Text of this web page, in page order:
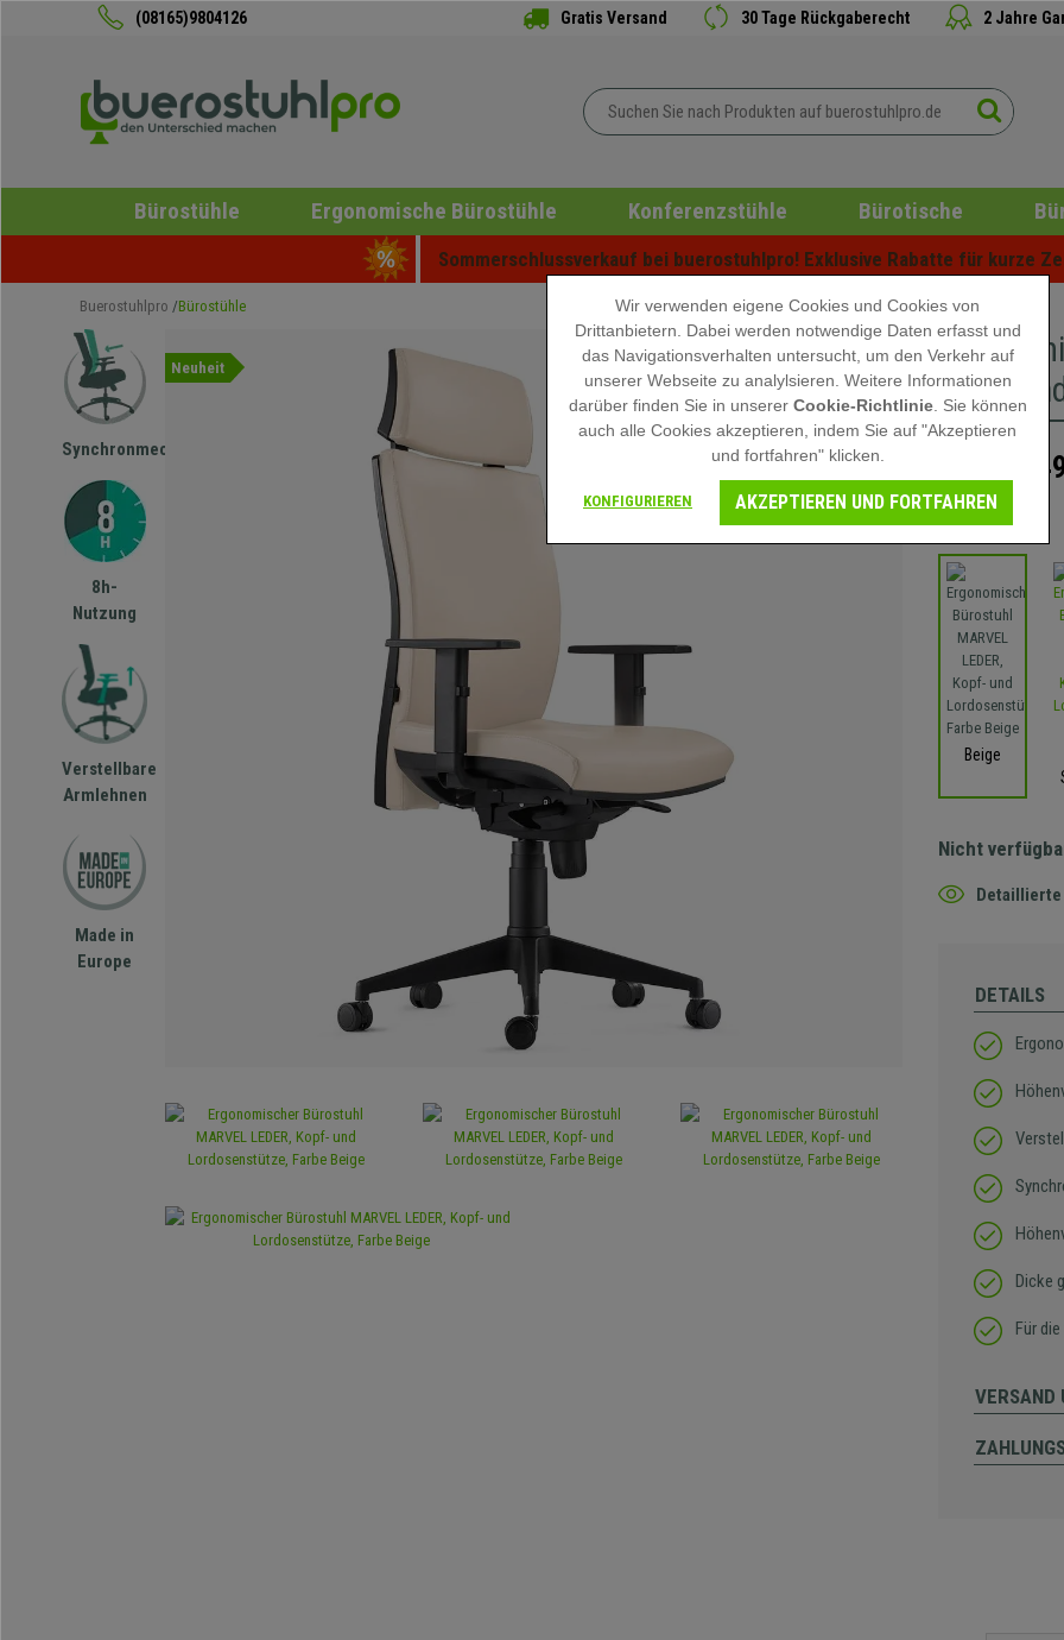
(08165)9804126 Gratis Versand 30 Tage Rückgaberecht 2 Jahre
Bürostühle Ergonomische Bürostühle Konferenzstühle Bürotische
Sommerschlussverkauf bei buerostuhlpro! Exklusive Rabatte für kurze
Buerostuhlpro Bürostühle
Synchronmechanik
8h-
Nutzung
Verstellbare
Armlehnen
Made in
Europe
Neuheit
Kopf-
Nicht auf Lager
Beige
Nicht
Detaillierte
DETAILS
Dicke
Für
VERSAND
Wir verwenden eigene Cookies und Cookies von
Drittanbietern. Dabei werden notwendige Daten erfasst und
das Navigationsverhalten untersucht, um den Verkehr auf
unserer Webseite zu analylsieren. Weitere Informationen
darüber finden Sie in unserer Cookie-Richtlinie. Sie können
auch alle Cookies akzeptieren, indem Sie auf "Akzeptieren
und fortfahren" klicken.
KONFIGURIEREN AKZEPTIEREN UND FORTFAHREN